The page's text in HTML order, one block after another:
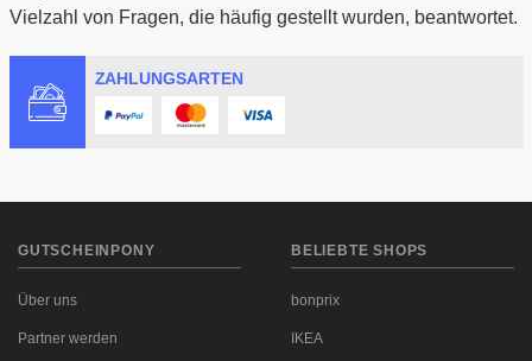
Vielzahl von Fragen, die häufig gestellt wurden, beantwortet.
ZAHLUNGSARTEN
GUTSCHEINPONY
Über uns
Partner werden
BELIEBTE SHOPS
bonprix
IKEA